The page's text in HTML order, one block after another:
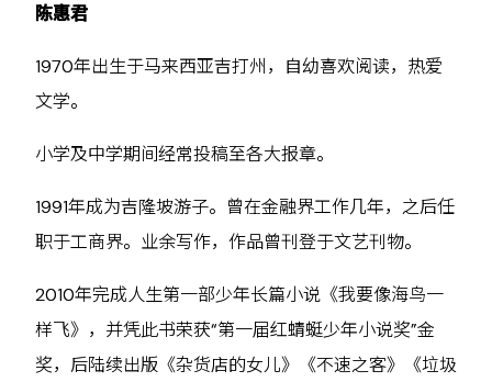
陈惠君
1970年出生于马来西亚吉打州，自幼喜欢阅读，热爱
文学。
小学及中学期间经常投稿至各大报章。
1991年成为吉隆坡游子。曾在金融界工作几年，之后任
职于工商界。业余写作，作品曾刊登于文艺刊物。
2010年完成人生第一部少年长篇小说《我要像海鸟一
样飞》，并凭此书荣获“第一届红蜻蜓少年小说奖”金
奖，后陆续出版《杂货店的女儿》《不速之客》《垃圾